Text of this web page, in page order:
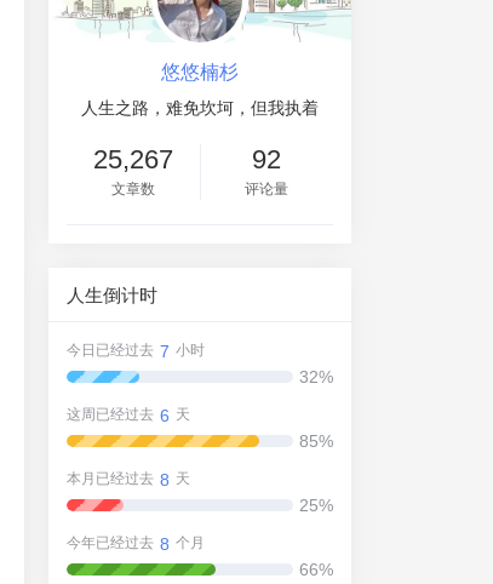
悠悠楠杉
人生之路，难免坎坷，但我执着
25,267
文章数
92
评论量
人生倒计时
今日已经过去 7 小时
32%
这周已经过去 6 天
85%
本月已经过去 8 天
25%
今年已经过去 8 个月
66%